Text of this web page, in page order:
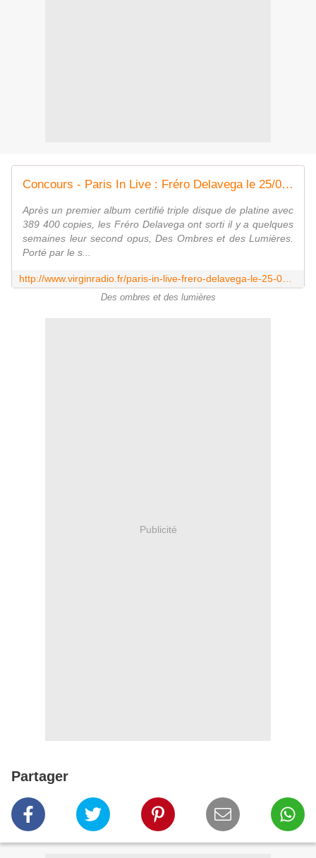
Concours - Paris In Live : Fréro Delavega le 25/02, gagnez vos places ! | virginradio.fr
Après un premier album certifié triple disque de platine avec
389 400 copies, les Fréro Delavega ont sorti il y a quelques
semaines leur second opus, Des Ombres et des Lumières.
Porté par le s...
Des ombres et des lumières
Publicité
Partager